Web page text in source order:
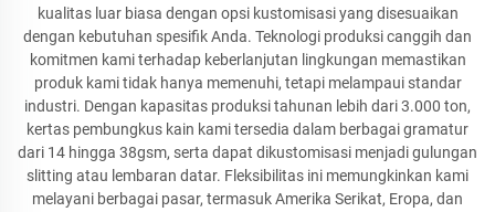
kualitas luar biasa dengan opsi kustomisasi yang disesuaikan
dengan kebutuhan spesifik Anda. Teknologi produksi canggih dan
komitmen kami terhadap keberlanjutan lingkungan memastikan
produk kami tidak hanya memenuhi, tetapi melampaui standar
industri. Dengan kapasitas produksi tahunan lebih dari 3.000 ton,
kertas pembungkus kain kami tersedia dalam berbagai gramatur
dari 14 hingga 38gsm, serta dapat dikustomisasi menjadi gulungan
slitting atau lembaran datar. Fleksibilitas ini memungkinkan kami
melayani berbagai pasar, termasuk Amerika Serikat, Eropa, dan